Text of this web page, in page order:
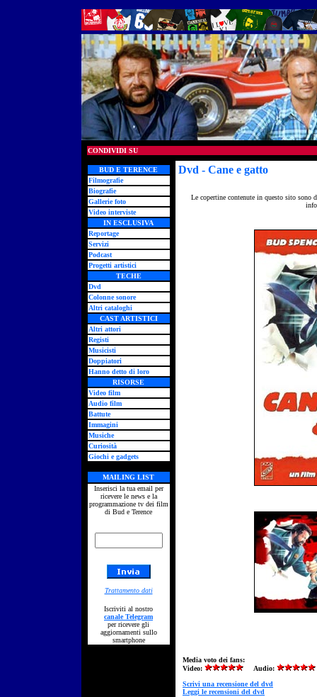
CONDIVIDI SU
BUD E TERENCE
Filmografie
Biografie
Gallerie foto
Video interviste
IN ESCLUSIVA
Reportage
Servizi
Podcast
Progetti artistici
TECHE
Dvd
Colonne sonore
Altri cataloghi
CAST ARTISTICI
Altri attori
Registi
Musicisti
Doppiatori
Hanno detto di loro
RISORSE
Video film
Audio film
Battute
Immagini
Musiche
Curiosità
Giochi e gadgets
MAILING LIST
Inserisci la tua email per
ricevere le news e la
programmazione tv dei film
di Bud e Terence
Trattamento dati
Iscriviti al nostro
canale Telegram
per ricevere gli
aggiornamenti sullo
smartphone
Dvd - Cane e gatto
Le copertine contenute in questo sito
Media voto dei fans:
Video:
Audio:
Scrivi una recensione del dvd
Leggi le recensioni del dvd